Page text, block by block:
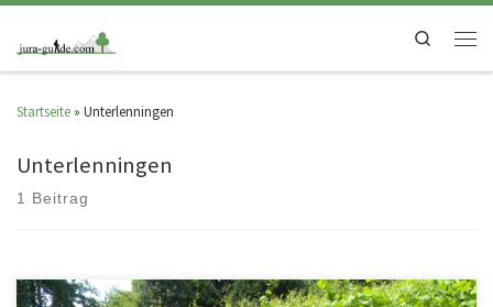
Search
Startseite » Unterlenningen
Unterlenningen
1 Beitrag